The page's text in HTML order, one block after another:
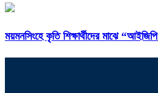
ময়মনসিংহে কৃতি শিক্ষার্থীদের মাঝে